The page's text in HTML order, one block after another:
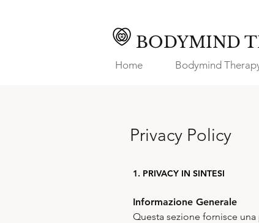
BODYMIND
Home Bodymind
Privacy Policy
1. PRIVACY IN SINTESI
Informazione Generale
Questa sezione fornisce